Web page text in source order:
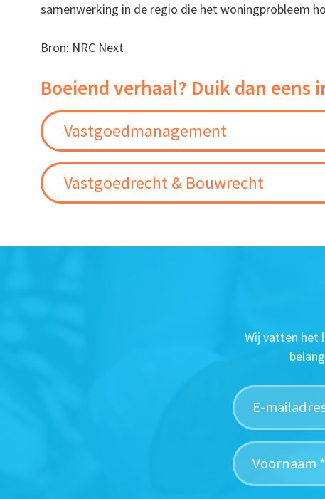
samenwerking in de regio die het woningprobleem
Bron: NRC Next
Boeiend verhaal? Duik dan eens
Vastgoedmanagement
Vastgoedrecht & Bouwrecht
Wij vatten het